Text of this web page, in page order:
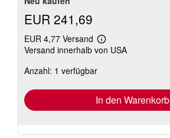
EUR 241,69
EUR 4,77 Versand
Weitere
Informationen
Versand innerhalb von USA
Anzahl: 1 verfügbar
In den Warenkorb